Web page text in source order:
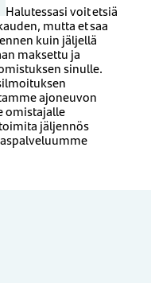
Halutessasi voit etsiä
mutta et saa
kuin jäljellä
maksettu ja
sinulle.
ajoneuvon
omistajalle
jäljennös